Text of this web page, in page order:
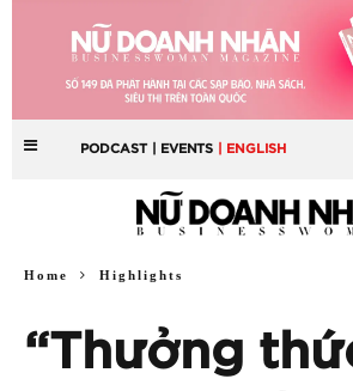
PODCAST | EVENTS | ENGLISH
Home Highlights
“Thưởng